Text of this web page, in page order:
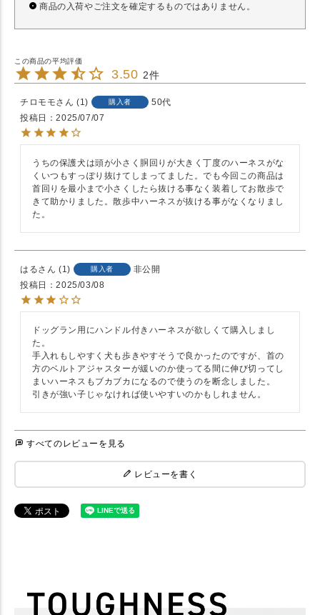
商品の入荷やご注文を確定するものではありません。
3.50 2
チロモモ 1 購入者
50代
投稿日
2025/07/07
うちの保護犬は頭が小さく胴回りが大きく丁度のハーネスがな
くいつもすっぽり抜けてしまってました。でも今回この商品は
首回りを最小まで小さくしたら抜ける事なく装着してお散歩で
きて助かりました。散歩中ハーネスが抜ける事がなくなりまし
た。
はる 1 購入者
非公開
投稿日
2025/03/08
ドッグラン用にハンドル付きハーネスが欲しくて購入しまし
た。
手入れもしやすく犬も歩きやすそうで良かったのですが、首の
方のベルトアジャスターが緩いのか使ってる間に伸び切ってし
まいハーネスもブカブカになるので使うのを断念しました。
すべてのレビューを見る
レビューを書く